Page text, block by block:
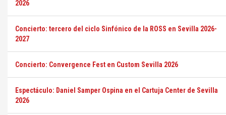
2026
Concierto: tercero del ciclo Sinfónico de la ROSS en Sevilla 2026-
2027
Concierto: Convergence Fest en Custom Sevilla 2026
Espectáculo: Daniel Samper Ospina en el Cartuja Center de Sevilla
2026